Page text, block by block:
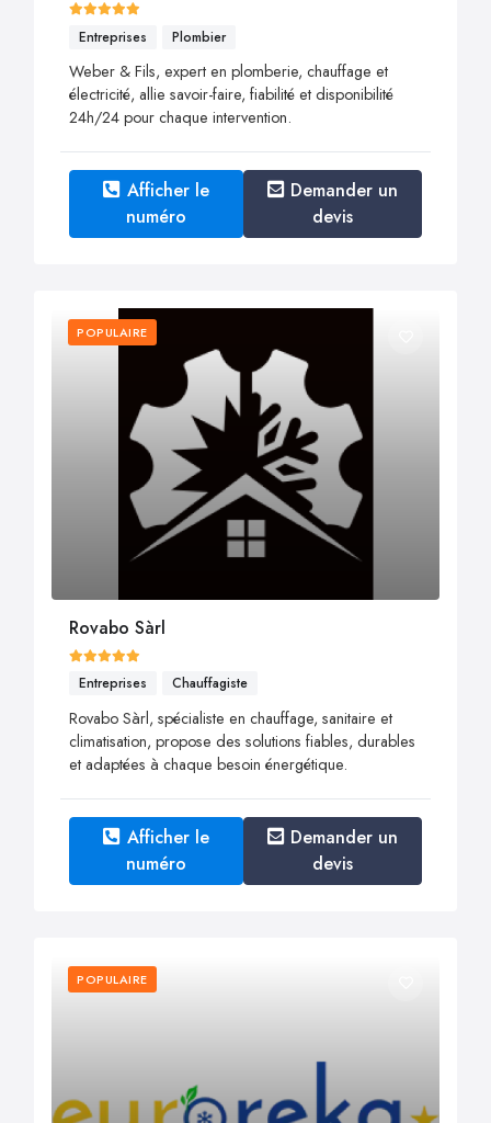
Entreprises Plombier
Weber & Fils, expert en plomberie, chauffage et
électricité, allie savoir-faire, fiabilité et disponibilité
24h/24 pour chaque intervention.
Afficher le
numéro
Demander un
devis
POPULAIRE
Rovabo Sàrl
Entreprises Chauffagiste
Rovabo Sàrl, spécialiste en chauffage, sanitaire et
climatisation, propose des solutions fiables, durables
et adaptées à chaque besoin énergétique.
Afficher le
numéro
Demander un
devis
POPULAIRE